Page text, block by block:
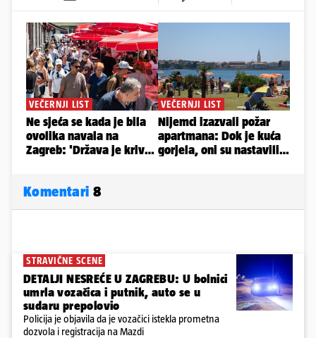
Komentari 8
STRAVIČNE SCENE
DETALJI NESREĆE U ZAGREBU: U bolnici
umrla vozačica i putnik, auto se u
sudaru prepolovio
Policija je objavila da je vozačici istekla prometna
dozvola i registracija na Mazdi